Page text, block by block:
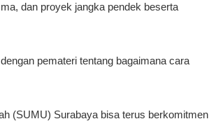
dan proyek jangka pendek beserta
pemateri tentang bagaimana cara
(SUMU) Surabaya bisa terus berkomitmen